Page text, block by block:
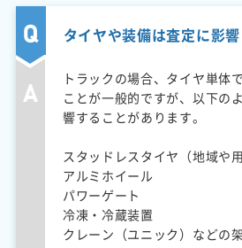
タイヤや装備は査定に影
トラックの場合、タイヤ単体
ことが一般的ですが、以下の
響することがあります。
スタッドレスタイヤ（地域や
アルミホイール
パワーゲート
冷凍・冷蔵装置
クレーン（ユニック）などの